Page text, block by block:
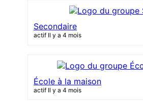
Secondaire
actif Il y a 4 mois
École à la maison
actif Il y a 4 mois